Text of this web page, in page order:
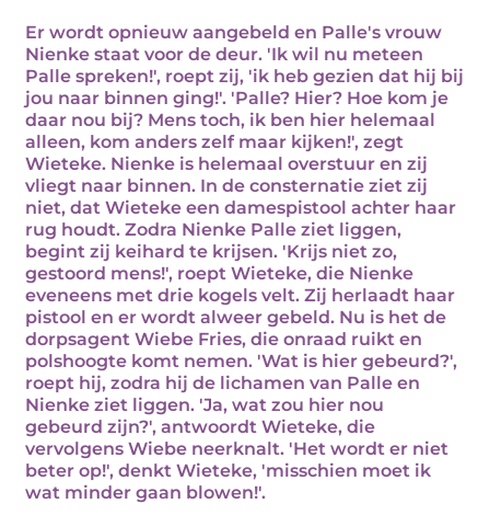
Er wordt opnieuw aangebeld en Palle's vrouw
Nienke staat voor de deur. 'Ik wil nu meteen
Palle spreken!', roept zij, 'ik heb gezien dat hij bij
jou naar binnen ging!'. 'Palle? Hier? Hoe kom je
daar nou bij? Mens toch, ik ben hier helemaal
alleen, kom anders zelf maar kijken!', zegt
Wieteke. Nienke is helemaal overstuur en zij
vliegt naar binnen. In de consternatie ziet zij
niet, dat Wieteke een damespistool achter haar
rug houdt. Zodra Nienke Palle ziet liggen,
begint zij keihard te krijsen. 'Krijs niet zo,
gestoord mens!', roept Wieteke, die Nienke
eveneens met drie kogels velt. Zij herlaadt haar
pistool en er wordt alweer gebeld. Nu is het de
dorpsagent Wiebe Fries, die onraad ruikt en
polshoogte komt nemen. 'Wat is hier gebeurd?',
roept hij, zodra hij de lichamen van Palle en
Nienke ziet liggen. 'Ja, wat zou hier nou
gebeurd zijn?', antwoordt Wieteke, die
vervolgens Wiebe neerknalt. 'Het wordt er niet
beter op!', denkt Wieteke, 'misschien moet ik
wat minder gaan blowen!'.